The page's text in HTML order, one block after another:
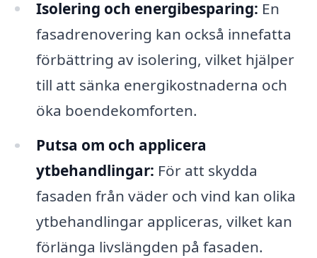
Isolering och energibesparing: En
fasadrenovering kan också innefatta
förbättring av isolering, vilket hjälper
till att sänka energikostnaderna och
öka boendekomforten.
Putsa om och applicera
ytbehandlingar: För att skydda
fasaden från väder och vind kan olika
ytbehandlingar appliceras, vilket kan
förlänga livslängden på fasaden.